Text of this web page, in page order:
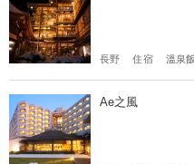
長野 住宿 溫泉
Ae之風